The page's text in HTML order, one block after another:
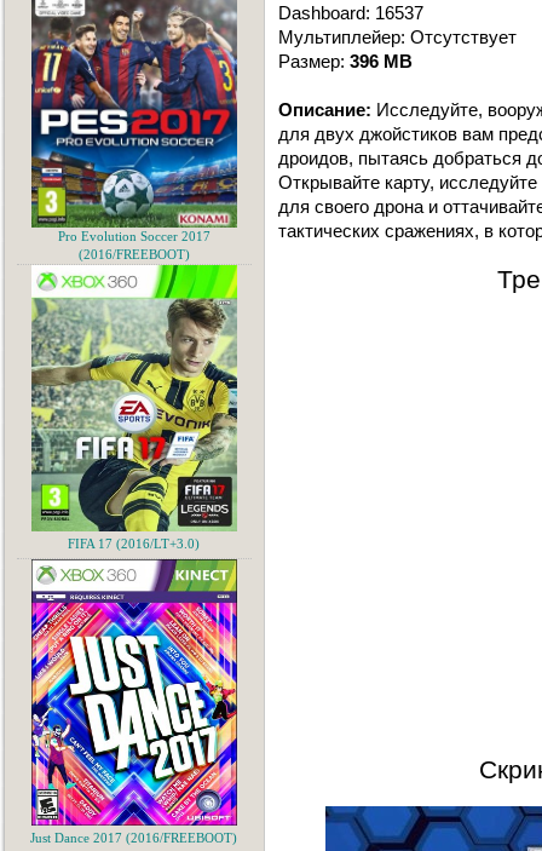
Dashboard: 16537
Мультиплейер: Отсутствует
Размер: 396 MB
Описание: Исследуйте,
для двух джойстиков вам
дроидов, пытаясь добраться
Открывайте карту,
для своего дрона и
тактических сражениях, в
Pro Evolution Soccer 2017
(2016/FREEBOOT)
FIFA 17 (2016/LT+3.0)
Just Dance 2017 (2016/FREEBOOT)